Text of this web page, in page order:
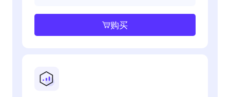
购买